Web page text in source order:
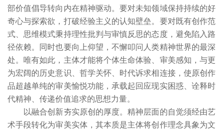
部价值倡导转向内在精神驱动。要对未知领域保持持续的好
奇心与探索欲，打破经验主义的认知壁垒。要对既有创作范
式、思维模式秉持理性批判与审慎反思的态度，避免陷入路
径依赖。同时也要向上仰望，不懈叩问人类精神世界的最深
处。唯有如此，主体才能将个体生命体验、审美感知，与更
为宏阔的历史意识、哲学关怀、时代诉求相连接，使原创作
品超越单纯的审美愉悦功能，承载起回应现实困惑、诠释时
代精神、传递价值追求的思想力量。
以融合创新夯实原创的厚度。精神层面的自觉须经由艺
术手段转化为审美实体，其本质是主体将创作理念具象为文